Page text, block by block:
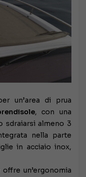
un’area di prua
, con una
sdraiarsi almeno 3
nella parte
in acciaio inox,
offre un’ergonomia